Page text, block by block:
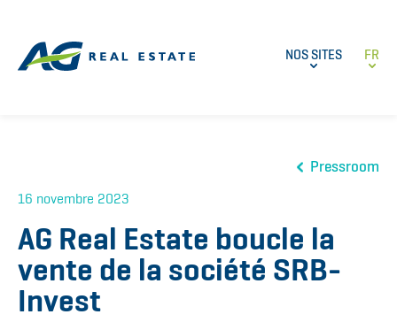
NOS SITES FR
Pressroom
16 novembre 2023
AG Real Estate boucle la
vente de la société SRB-
Invest